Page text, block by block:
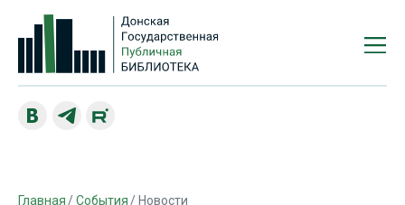
Главная События Новости